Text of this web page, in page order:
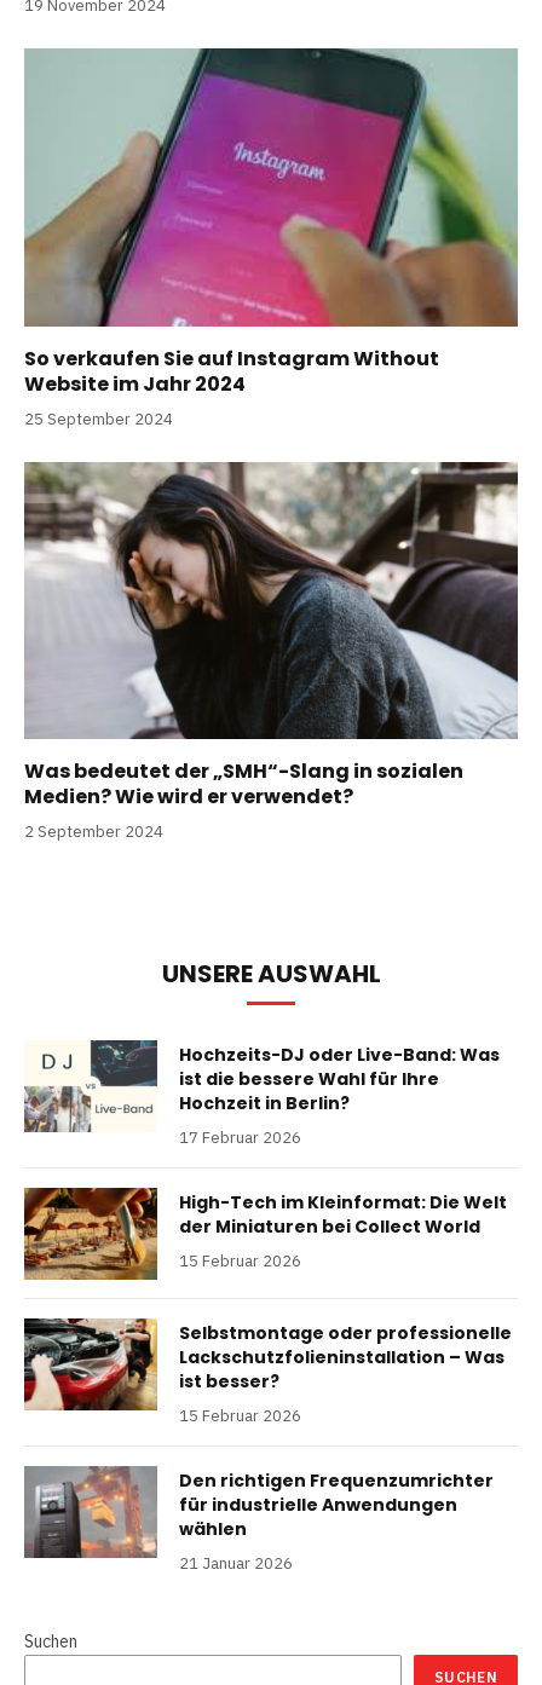
19 November 2024
So verkaufen Sie auf Instagram Without
Website im Jahr 2024
25 September 2024
Was bedeutet der „SMH“-Slang in sozialen
Medien? Wie wird er verwendet?
2 September 2024
UNSERE AUSWAHL
Hochzeits-DJ oder Live-Band: Was
ist die bessere Wahl für Ihre
Hochzeit in Berlin?
17 Februar 2026
High-Tech im Kleinformat: Die Welt
der Miniaturen bei Collect World
15 Februar 2026
Selbstmontage oder professionelle
Lackschutzfolieninstallation – Was
ist besser?
15 Februar 2026
Den richtigen Frequenzumrichter
für industrielle Anwendungen
wählen
21 Januar 2026
Suchen
SUCHEN